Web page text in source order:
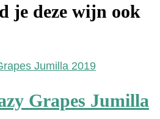
je deze wijn ook
Grapes Jumilla